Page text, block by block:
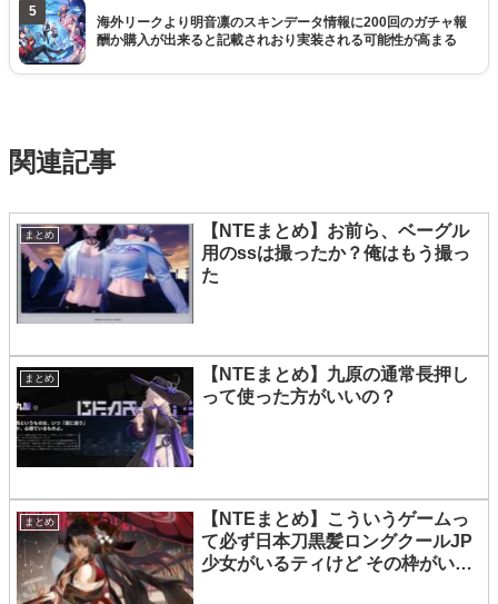
5
海外リークより明音凛のスキンデータ情報に200回のガチャ報
酬か購入が出来ると記載されおり実装される可能性が高まる
関連記事
まとめ
【NTEまとめ】お前ら、ベーグル
用のssは撮ったか？俺はもう撮っ
た
まとめ
【NTEまとめ】九原の通常長押し
って使った方がいいの？
まとめ
【NTEまとめ】こういうゲームっ
て必ず日本刀黒髪ロングクールJP
少女がいるティけど その枠がいな